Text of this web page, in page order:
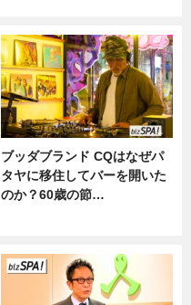
ブッダブランド CQはなぜパ
タヤに移住してバーを開いた
のか？60歳の節…